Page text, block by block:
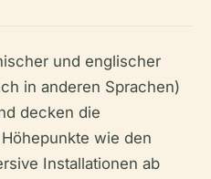
und englischer
in anderen Sprachen)
decken die
wie den
Installationen ab